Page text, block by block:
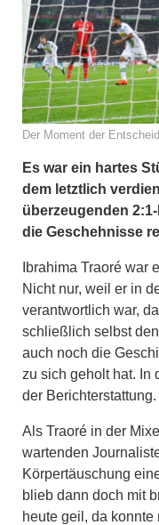
Der Moment der
Es war ein hartes
dem letztlich
überzeugenden
die Geschehnisse
Ibrahima Traoré war
Nicht nur, weil er in
verantwortlich war,
schließlich selbst
auch noch die
zu sich geholt hat. In
der Berichterstattung.
Als Traoré in der
wartenden
Körpertäuschung
blieb dann doch mit
heute geil, da